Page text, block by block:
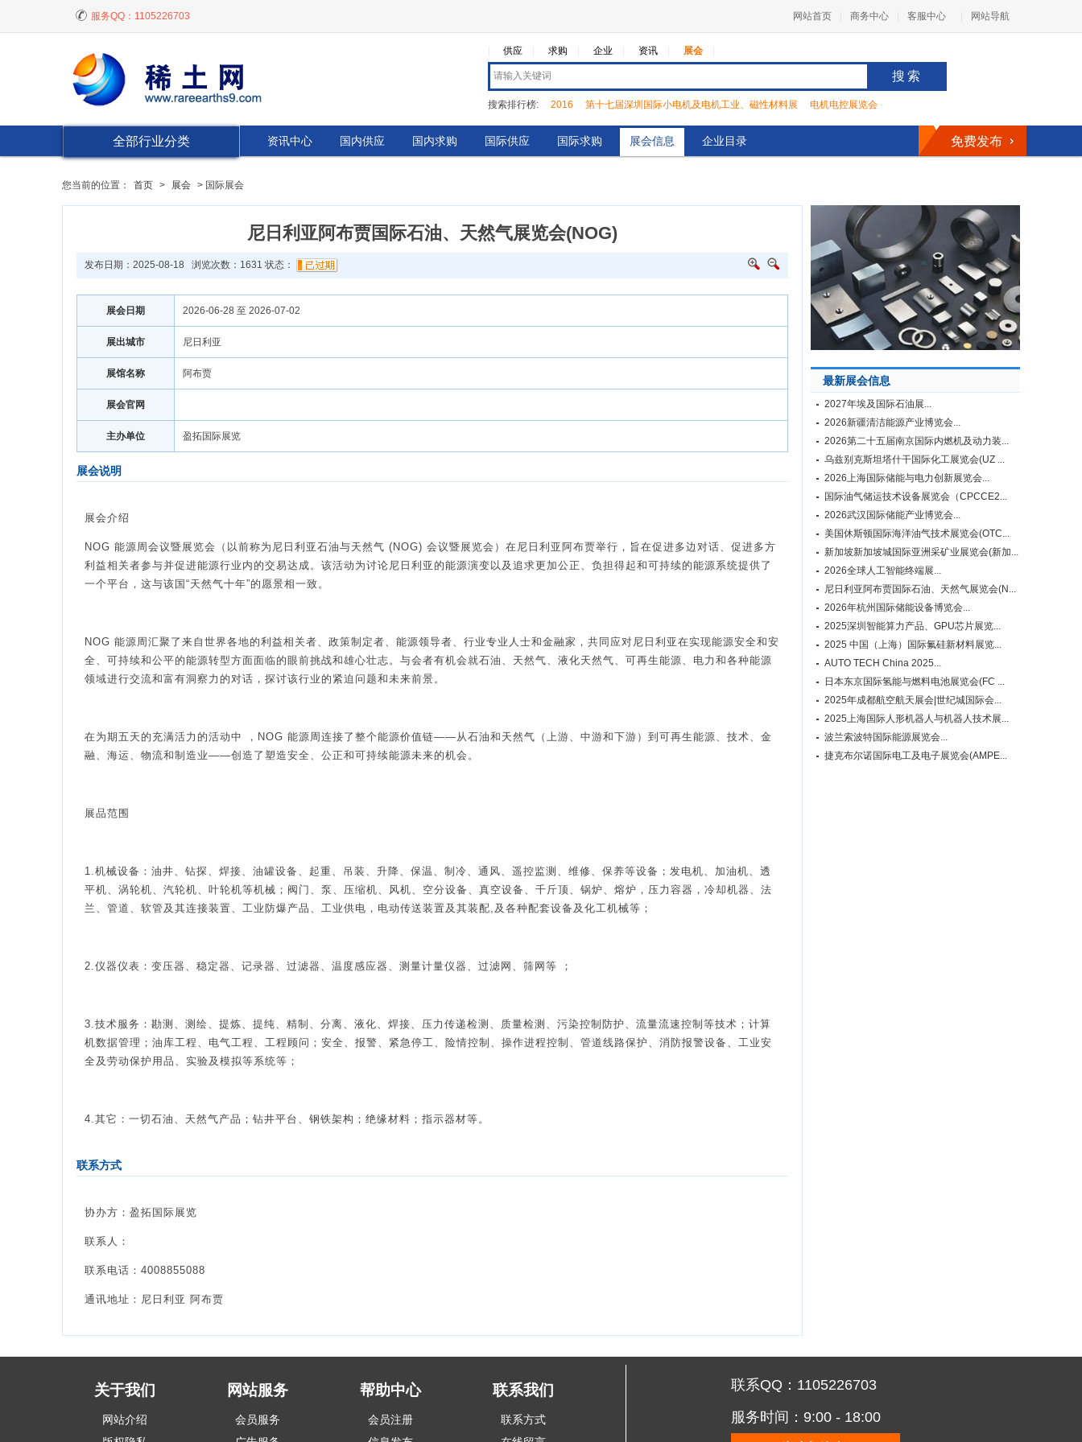
服务QQ： 1105226703 网站首页 商务中心 客服中心 网站导航
供应 求购 企业 资讯 展会
搜索
搜索排行榜: 2016 第十七届深圳国际小电机及电机工业、磁性材料展
电机电控展览会
资讯中心 国内供应 国内求购 国际供应 国际求购 展会信息 企业目录 免费发布
全部行业分类
您当前的位置： 首页 > 展会 > 国际展会
尼日利亚阿布贾国际石油、天然气展览会(NOG)
发布日期：2025-08-18 浏览次数： 1631 状态：
展会日期 2026-06-28 至 2026-07-02
展出城市 尼日利亚
展馆名称 阿布贾
展会官网
主办单位 盈拓国际展览
展会说明
展会介绍
NOG 能源周会议暨展览会（以前称为尼日利亚石油与天然气 (NOG) 会议暨展览会）在尼日利亚阿布贾举行，旨在促进多边对话、促进多方
利益相关者参与并促进能源行业内的交易达成。该活动为讨论尼日利亚的能源演变以及追求更加公正、负担得起和可持续的能源系统提供了
一个平台，这与该国“天然气十年”的愿景相一致。
NOG 能源周汇聚了来自世界各地的利益相关者、政策制定者、能源领导者、行业专业人士和金融家，共同应对尼日利亚在实现能源安全和安
全、可持续和公平的能源转型方面面临的眼前挑战和雄心壮志。与会者有机会就石油、天然气、液化天然气、可再生能源、电力和各种能源
领域进行交流和富有洞察力的对话，探讨该行业的紧迫问题和未来前景。
在为期五天的充满活力的活动中 ，NOG 能源周连接了整个能源价值链——从石油和天然气（上游、中游和下游）到可再生能源、技术、金
融、海运、物流和制造业——创造了塑造安全、公正和可持续能源未来的机会。
展品范围
1.机械设备：油井、钻探、焊接、油罐设备、起重、吊装、升降、保温、制冷、通风、遥控监测、维修、保养等设备；发电机、加油机、透
平机、涡轮机、汽轮机、叶轮机等机械；阀门、泵、压缩机、风机、空分设备、真空设备、千斤顶、锅炉、熔炉，压力容器，冷却机器、法
兰、管道、软管及其连接装置、工业防爆产品、工业供电，电动传送装置及其装配,及各种配套设备及化工机械等；
2.仪器仪表：变压器、稳定器、记录器、过滤器、温度感应器、测量计量仪器、过滤网、筛网等 ；
3.技术服务：勘测、测绘、提炼、提纯、精制、分离、液化、焊接、压力传递检测、质量检测、污染控制防护、流量流速控制等技术；计算
机数据管理；油库工程、电气工程、工程顾问；安全、报警、紧急停工、险情控制、操作进程控制、管道线路保护、消防报警设备、工业安
全及劳动保护用品、实验及模拟等系统等；
4.其它：一切石油、天然气产品；钻井平台、钢铁架构；绝缘材料；指示器材等。
联系方式
协办方：盈拓国际展览
联系人：
联系电话：4008855088
通讯地址：尼日利亚 阿布贾
最新展会信息
2027年埃及国际石油展...
2026新疆清洁能源产业博览会...
2026第二十五届南京国际内燃机及动力装...
乌兹别克斯坦塔什干国际化工展览会(UZ ...
2026上海国际储能与电力创新展览会...
国际油气储运技术设备展览会（CPCCE2...
2026武汉国际储能产业博览会...
美国休斯顿国际海洋油气技术展览会(OTC...
新加坡新加坡城国际亚洲采矿业展览会(新加...
2026全球人工智能终端展...
尼日利亚阿布贾国际石油、天然气展览会(N...
2026年杭州国际储能设备博览会...
2025深圳智能算力产品、GPU芯片展览...
2025 中国（上海）国际氟硅新材料展览...
AUTO TECH China 2025...
日本东京国际氢能与燃料电池展览会(FC ...
2025年成都航空航天展会|世纪城国际会...
2025上海国际人形机器人与机器人技术展...
波兰索波特国际能源展览会...
捷克布尔诺国际电工及电子展览会(AMPE...
关于我们
网站介绍
网站服务
会员服务
帮助中心
会员注册
联系我们
联系方式
联系QQ：1105226703
服务时间：9:00 - 18:00